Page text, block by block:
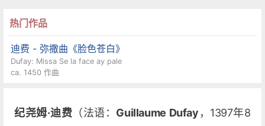
热门作品
迪费 - 弥撒曲《脸色苍白》
Dufay: Missa Se la face ay pale
ca. 1450 作曲
纪尧姆·迪费 （法语： Guillaume Dufay ，1397年8